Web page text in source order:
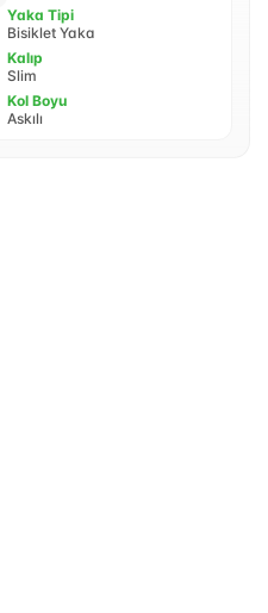
Yaka Tipi
Bisiklet Yaka
Kalıp
Slim
Kol Boyu
Askılı